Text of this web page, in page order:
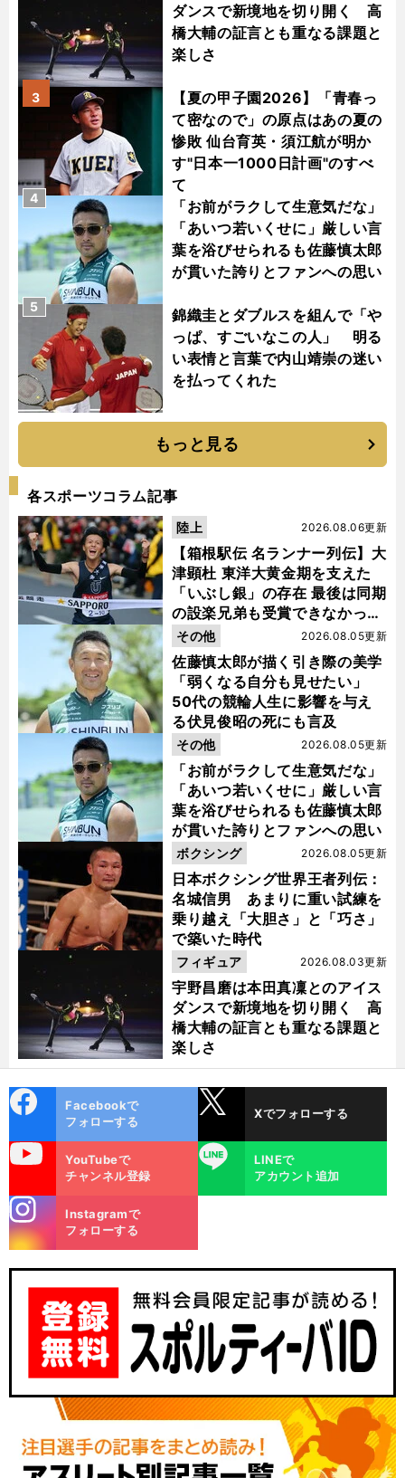
ダンスで新境地を切り開く 高
橋大輔の証言とも重なる課題と
楽しさ
【夏の甲子園2026】「青春っ
て密なので」の原点はあの夏の
惨敗 仙台育英・須江航が明か
す"日本一1000日計画"のすべ
て
3
「お前がラクして生意気だな」
「あいつ若いくせに」厳しい言
葉を浴びせられるも佐藤慎太郎
が貫いた誇りとファンへの思い
4
錦織圭とダブルスを組んで「や
っぱ、すごいなこの人」 明る
い表情と言葉で内山靖崇の迷い
を払ってくれた
5
もっと見る
各スポーツコラム記事
【箱根駅伝 名ランナー列伝】大
津顕杜 東洋大黄金期を支えた
「いぶし銀」の存在 最後は同期
の設楽兄弟も受賞できなかった
金栗杯に輝く
2026.08.06更新
陸上
佐藤慎太郎が描く引き際の美学
「弱くなる自分も見せたい」
50代の競輪人生に影響を与え
る伏見俊昭の死にも言及
2026.08.05更新
その他
「お前がラクして生意気だな」
「あいつ若いくせに」厳しい言
葉を浴びせられるも佐藤慎太郎
が貫いた誇りとファンへの思い
2026.08.05更新
その他
日本ボクシング世界王者列伝：
名城信男 あまりに重い試練を
乗り越え「大胆さ」と「巧さ」
で築いた時代
2026.08.05更新
ボクシング
宇野昌磨は本田真凜とのアイス
ダンスで新境地を切り開く 高
橋大輔の証言とも重なる課題と
楽しさ
2026.08.03更新
フィギュア
ok
Facebookで
フォローする
Xでフォローする
YouTubeで
チャンネル登録
LINE
LINEで
アカウント追加
m
Instagramで
フォローする